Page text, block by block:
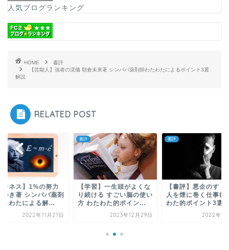
人気ブログランキング
HOME
書評
【芸能人】強者の流儀 朝倉未来著 シンパパ薬剤師わたわたによるポイント3選
解説
RELATED POST
ジネス】1%の努力
ゆき著 シンパパ薬剤
たわたによる解...
2022年11月21日
書評
【学習】一生頭がよくな
り続ける すごい脳の使い
方 わたわた的ポイン...
2023年12月29日
書評
【書評】悪企のすゝ
人を煙に巻く仕事術
わた的ポイント3選
2022年9